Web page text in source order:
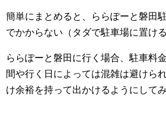
簡単にまとめると、ららぽーと磐田
でかからない（タダで駐車場に置ける
ららぽーと磐田に行く場合、駐車料
間や行く日によっては混雑は避けら
け余裕を持って出かけるようにして